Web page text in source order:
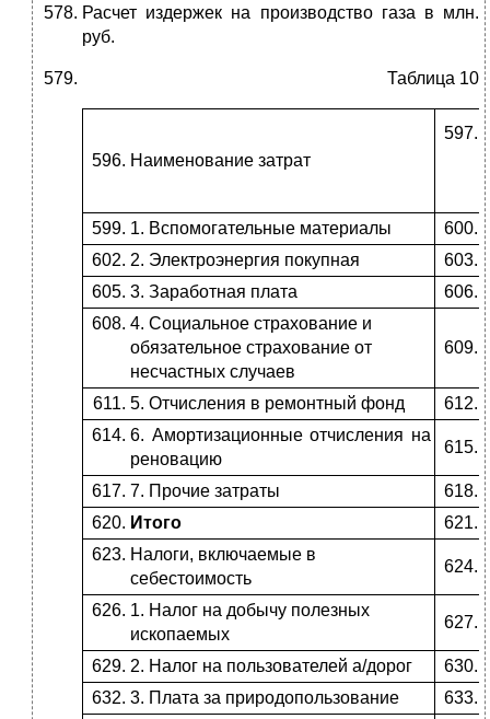
Расчет издержек на производство газа в млн.
руб.
Таблица 10
Наименование затрат
1. Вспомогательные материалы
2. Электроэнергия покупная
3. Заработная плата
4. Социальное страхование и
обязательное страхование от
несчастных случаев
5. Отчисления в ремонтный фонд
6. Амортизационные отчисления на
реновацию
7. Прочие затраты
Итого
Налоги, включаемые в
себестоимость
1. Налог на добычу полезных
ископаемых
2. Налог на пользователей а/дорог
3. Плата за природопользование